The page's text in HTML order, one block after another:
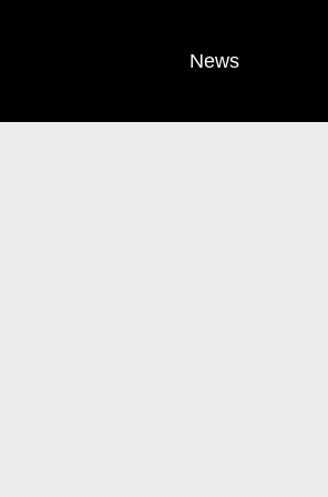
News